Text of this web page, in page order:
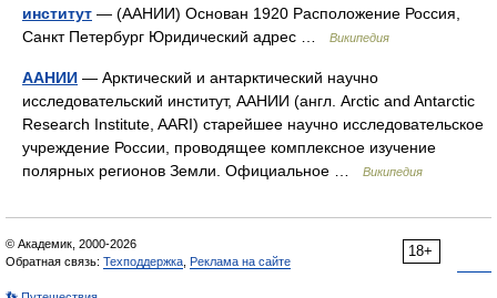
институт — (ААНИИ) Основан 1920 Расположение Россия,
Санкт Петербург Юридический адрес …
Википедия
ААНИИ — Арктический и антарктический научно
исследовательский институт, ААНИИ (англ. Arctic and Antarctic
Research Institute, AARI) старейшее научно исследовательское
учреждение России, проводящее комплексное изучение
полярных регионов Земли. Официальное …
Википедия
18+
© Академик, 2000-2026
Обратная связь: Техподдержка Реклама на сайте